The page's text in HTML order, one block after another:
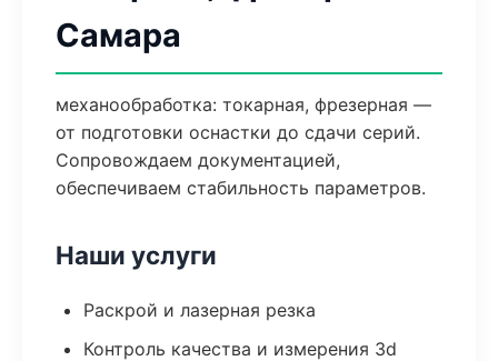
Самара
механообработка: токарная, фрезерная —
от подготовки оснастки до сдачи серий.
Сопровождаем документацией,
обеспечиваем стабильность параметров.
Наши услуги
Раскрой и лазерная резка
Контроль качества и измерения 3d